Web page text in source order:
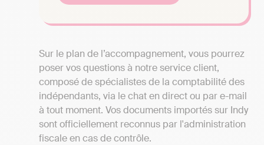
Sur le plan de l’accompagnement, vous pourrez
poser vos questions à notre service client,
composé de spécialistes de la comptabilité des
indépendants, via le chat en direct ou par e-mail
à tout moment. Vos documents importés sur Indy
sont officiellement reconnus par l'administration
fiscale en cas de contrôle.